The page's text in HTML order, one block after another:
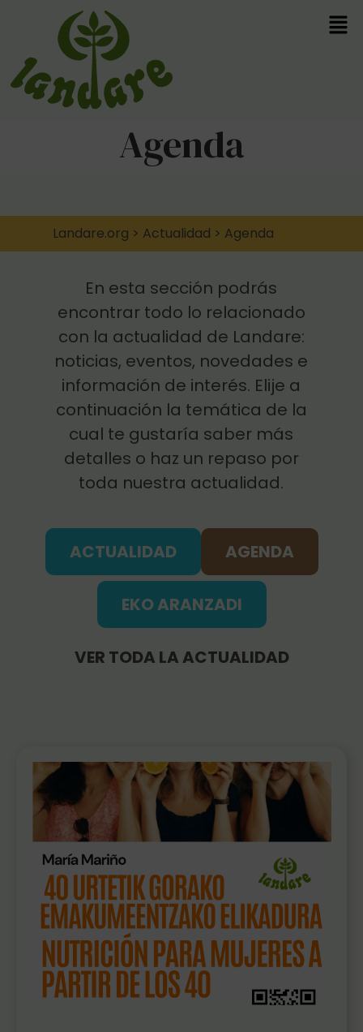
Agenda
Landare.org > Actualidad > Agenda
En esta sección podrás
encontrar todo lo relacionado
con la actualidad de Landare:
noticias, eventos, novedades e
información de interés. Elije a
continuación la temática de la
cual te gustaría saber más
detalles o haz un repaso por
toda nuestra actualidad.
ACTUALIDAD AGENDA
EKO ARANZADI
VER TODA LA ACTUALIDAD